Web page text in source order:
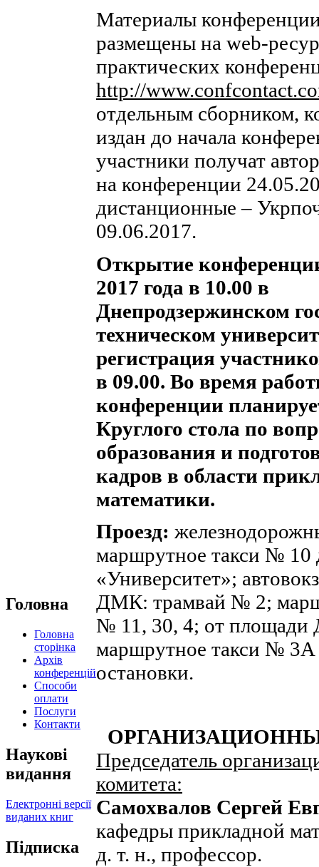
Головна
Головна
сторінка
Архів
конференцій
Способи
оплати
Послуги
Контакти
Наукові
видання
Електронні версії
виданих книг
Підписка
Материалы
размещены на web-
практических
http://
отдельным сборником,
издан до начала
участники получат
на конференции
дистанционные –
09.06.2017.
Открытие
2017 года в 10.00 в
Днепродзержинском
техническом
регистрация
в 09.00. Во время
конференции
Круглого стола по
образования и
кадров в области
математики.
Проезд:
маршрутное такси № 10
«Университет»;
ДМК: трамвай № 2;
№ 11, 30, 4; от
маршрутное такси № 3А
остановки.
Председатель
комитета:
Самохвалов Сергей
кафедры прикладной
д. т. н., профессор.